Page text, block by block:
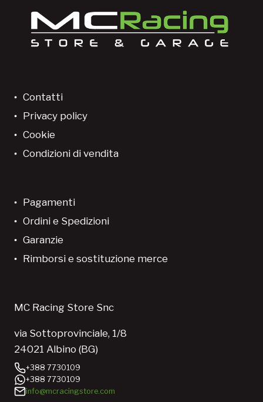
Contatti
Privacy policy
Cookie
Condizioni di vendita
Pagamenti
Ordini e Spedizioni
Garanzie
Rimborsi e sostituzione merce
MC Racing Store Snc
via Sottoprovinciale, 1/8
24021 Albino (BG)
+388 7730109
+388 7730109
info@mcracingstore.com